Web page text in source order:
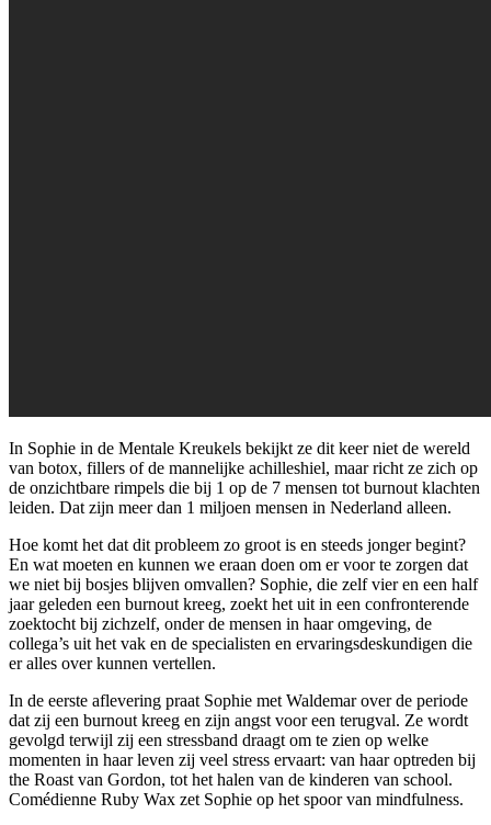
In Sophie in de Mentale Kreukels bekijkt ze dit keer niet de wereld
van botox, fillers of de mannelijke achilleshiel, maar richt ze zich op
de onzichtbare rimpels die bij 1 op de 7 mensen tot burnout klachten
leiden. Dat zijn meer dan 1 miljoen mensen in Nederland alleen.
Hoe komt het dat dit probleem zo groot is en steeds jonger begint?
En wat moeten en kunnen we eraan doen om er voor te zorgen dat
we niet bij bosjes blijven omvallen? Sophie, die zelf vier en een half
jaar geleden een burnout kreeg, zoekt het uit in een confronterende
zoektocht bij zichzelf, onder de mensen in haar omgeving, de
collega’s uit het vak en de specialisten en ervaringsdeskundigen die
er alles over kunnen vertellen.
In de eerste aflevering praat Sophie met Waldemar over de periode
dat zij een burnout kreeg en zijn angst voor een terugval. Ze wordt
gevolgd terwijl zij een stressband draagt om te zien op welke
momenten in haar leven zij veel stress ervaart: van haar optreden bij
the Roast van Gordon, tot het halen van de kinderen van school.
Comédienne Ruby Wax zet Sophie op het spoor van mindfulness.